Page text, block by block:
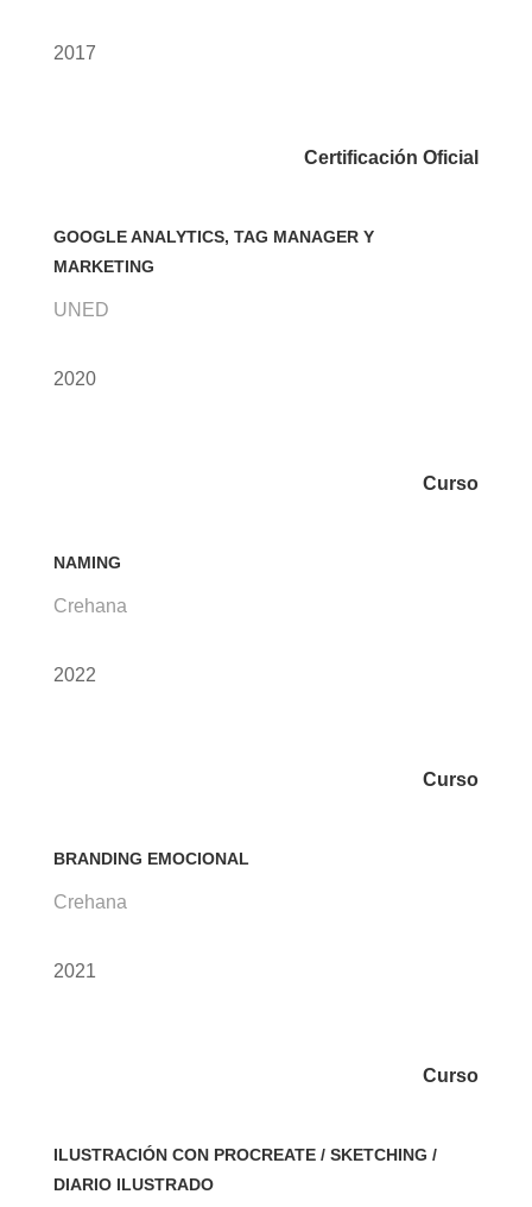
2017
Certificación Oficial
GOOGLE ANALYTICS, TAG MANAGER Y
MARKETING
UNED
2020
Curso
NAMING
Crehana
2022
Curso
BRANDING EMOCIONAL
Crehana
2021
Curso
ILUSTRACIÓN CON PROCREATE / SKETCHING /
DIARIO ILUSTRADO